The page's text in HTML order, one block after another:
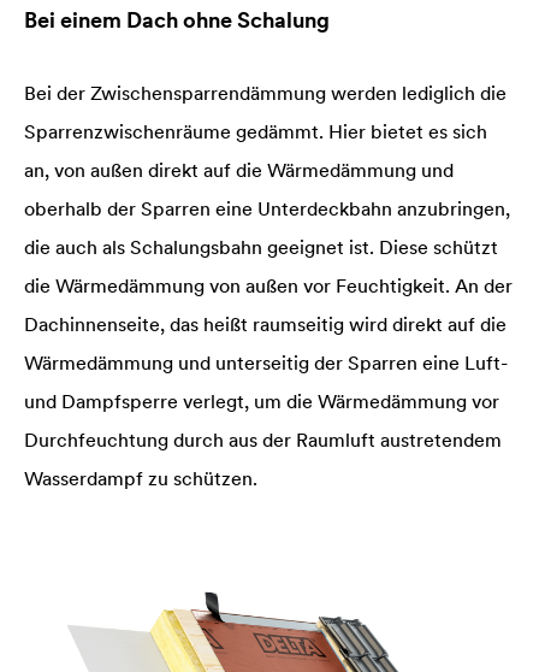
Bei einem Dach ohne Schalung
Bei der Zwischensparrendämmung werden lediglich die
Sparrenzwischenräume gedämmt. Hier bietet es sich
an, von außen direkt auf die Wärmedämmung und
oberhalb der Sparren eine Unterdeckbahn anzubringen,
die auch als Schalungsbahn geeignet ist. Diese schützt
die Wärmedämmung von außen vor Feuchtigkeit. An der
Dachinnenseite, das heißt raumseitig wird direkt auf die
Wärmedämmung und unterseitig der Sparren eine Luft-
und Dampfsperre verlegt, um die Wärmedämmung vor
Durchfeuchtung durch aus der Raumluft austretendem
Wasserdampf zu schützen.